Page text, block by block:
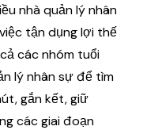
nhà quản lý nhân
tận dụng lợi thế
các nhóm tuổi
lý nhân sự để tìm
gắn kết, giữ
các giai đoạn